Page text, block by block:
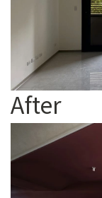
After